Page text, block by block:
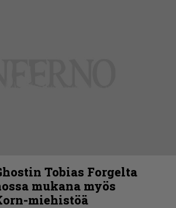
Tobias Forgelta
mukana myös
miehistöä